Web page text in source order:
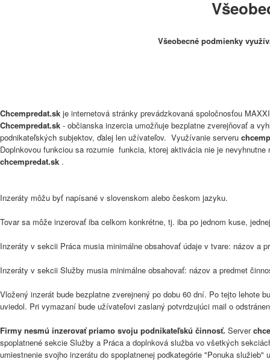
Všeobecné podmienky
Chcempredat.sk je internetová stránky prevádzkovaná spoločnosťou
Chcempredat.sk - občianska inzercia umožňuje bezplatne zverejňovať a
podnikateľských subjektov, ďalej len užívateľov. Využívanie serveru
Doplnkovou funkciou sa rozumie funkcia, ktorej aktivácia nie je
chcempredat.sk .
Inzeráty môžu byť napísané v slovenskom alebo českom jazyku.
Tovar sa môže inzerovať iba celkom konkrétne, tj. iba po jednom kuse,
Inzeráty v sekcii Práca musia minimálne obsahovať údaje v tvare: názov a
Inzeráty v sekcii Služby musia minimálne obsahovať: názov a predmet
Vložený inzerát bude bezplatne zverejnený po dobu 60 dní. Po tejto
uviedol. Pri vymazaní bude užívateľovi zaslaný potvrdzujúci mail o
Firmy nesmú inzerovať priamo svoju podnikateľskú činnosť. Server
spoplatnené sekcie Služby a Práca a doplnková služba vo všetkých
umiestnenie svojho inzerátu do spoplatnenej podkategórie "Ponuka služieb"